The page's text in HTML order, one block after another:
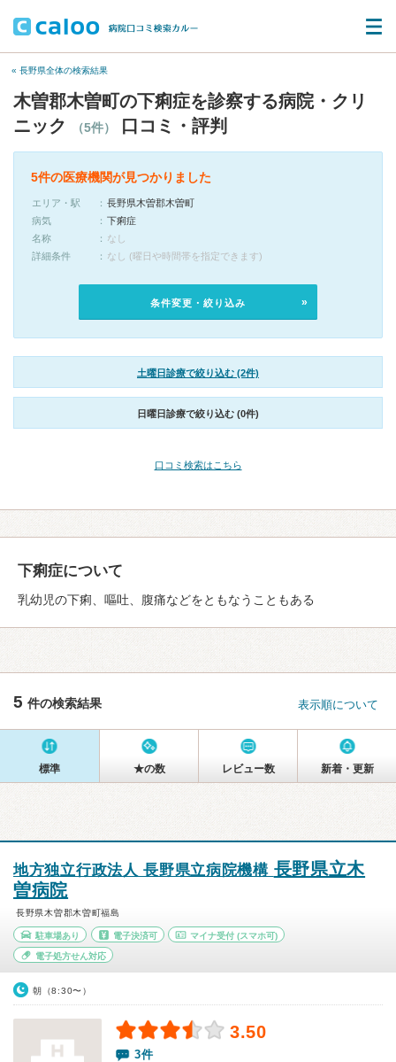
« 長野県全体の検索結果
木曽郡木曽町の下痢症を診察する病院・クリ
ニック
（5件） 口コミ・評判
5件の医療機関が見つかりました
エリア・駅
長野県木曽郡木曽町
病気
下痢症
名称
なし
詳細条件
なし (曜日や時間帯を指定できます)
条件変更・絞り込み
土曜日診療で絞り込む (2件)
日曜日診療で絞り込む (0件)
口コミ検索はこちら
下痢症について
乳幼児の下痢、嘔吐、腹痛などをともなうこともある
5 件の検索結果 表示順について
標準 ★の数 レビュー数 新着・更新
地方独立行政法人 長野県立病院機構 長野県立木
曽病院
長野県木曽郡木曽町福島
駐車場あり 電子決済可 マイナ受付 (スマホ可)
電子処方せん対応
朝（8:30〜）
3.50
3件